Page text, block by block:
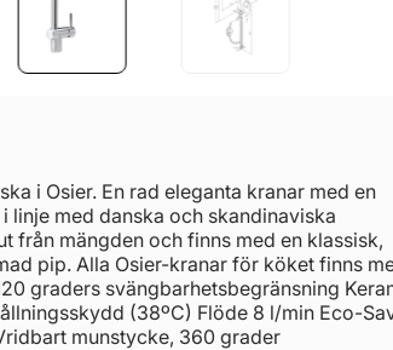
i Osier. En rad eleganta kranar med en
linje med danska och skandinaviska
från mängden och finns med en klassisk,
pip. Alla Osier-kranar för köket finns
graders svängbarhetsbegränsning
(38ºC) Flöde 8 l/min Eco-
munstycke, 360 grader